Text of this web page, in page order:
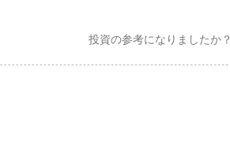
投資の参考になりましたか？